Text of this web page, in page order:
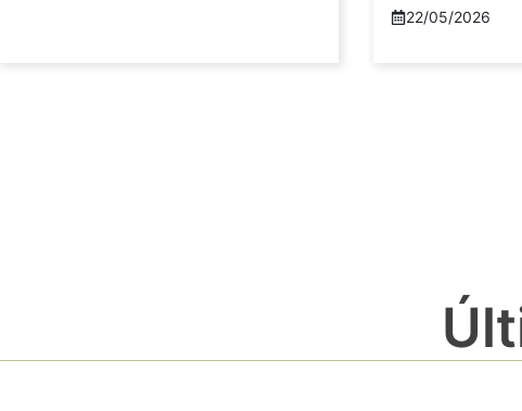
22/05/2026